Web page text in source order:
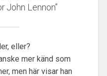
John Lennon”
eller?
mer känd som
men här visar han